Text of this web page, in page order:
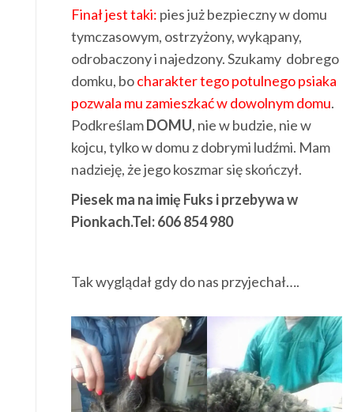
Finał jest taki: pies już bezpieczny w domu
tymczasowym, ostrzyżony, wykąpany,
odrobaczony i najedzony. Szukamy dobrego
domku, bocharakter tego potulnego psiaka
pozwala mu zamieszkać w dowolnym domu.
PodkreślamDOMU, nie w budzie, nie w
kojcu, tylko w domu z dobrymi ludźmi. Mam
nadzieję, że jego koszmar się skończył.
Piesek ma na imię Fuks i przebywa w
Pionkach.Tel: 606 854 980
Tak wyglądał gdy do nas przyjechał….